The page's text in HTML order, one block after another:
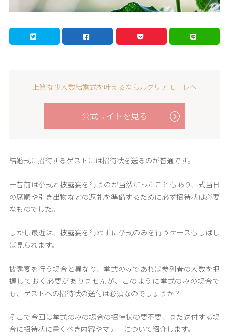
上質な少人数結婚式を叶えるならルクリアモーレへ
公式サイトを見る
結婚式に招待するゲストには招待状を送るのが普通です。
一昔前は挙式と披露宴を行うのが当然だったこともあり、式当日
の席順や引き出物などの返礼を準備するために必ず招待状は必要
なものでした。
しかし最近は、披露宴を行わずに挙式のみを行うケースもしばし
ば見られます。
披露宴を行う場合と異なり、挙式のみであれば参列者の人数を把
握しておく必要がありませんが、このように挙式のみの場合で
も、ゲストへの招待状の送付は必須なのでしょうか？
そこで今回は挙式のみの場合の招待状の要不要、また送付する場
合に招待状に書くべき内容やマナーについて紹介します。